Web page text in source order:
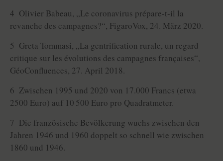
4 Olivier Babeau, „Le coronavirus prépare-t-il la
revanche des campagnes?“, FigaroVox, 24. März 2020.
5 Greta Tommasi, „La gentrification rurale, un regard
critique sur les évolutions des campagnes françaises“,
GéoConfluences, 27. April 2018.
6 Zwischen 1995 und 2020 von 17.000 Francs (etwa
2500 Euro) auf 10 500 Euro pro Quadratmeter.
7 Die französische Bevölkerung wuchs zwischen den
Jahren 1946 und 1960 doppelt so schnell wie zwischen
1860 und 1946.